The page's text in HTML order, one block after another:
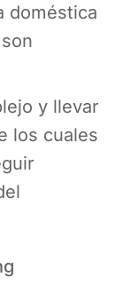
doméstica
y llevar
los cuales